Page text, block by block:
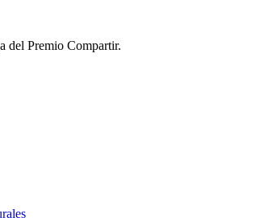
del Premio Compartir.